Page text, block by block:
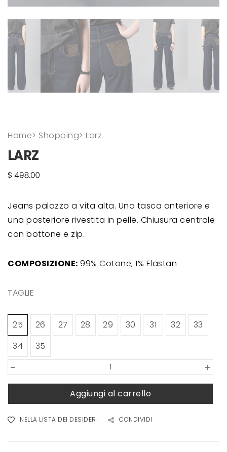
Home> Shopping> Larz
LARZ
Jeans palazzo a vita alta. Una tasca anteriore e
una posteriore rivestita in pelle. Chiusura centrale
con bottone e zip.
COMPOSIZIONE: 99% Cotone, 1% Elastan
TAGLIE
25 26 27 28 29 30 31 32
33
34
35
+
-
Aggiungi al carrello
NELLA LISTA DEI DESIDERI CONDIVIDI